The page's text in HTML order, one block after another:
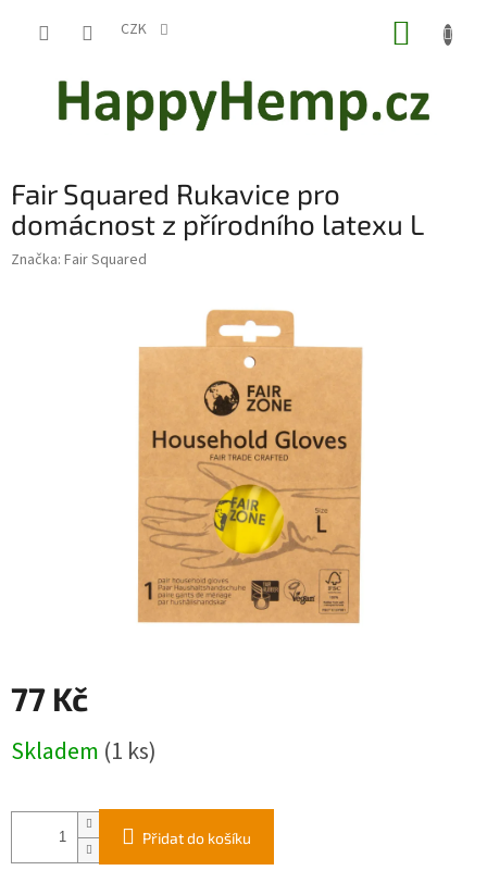
CZK
Fair Squared Rukavice pro
domácnost z přírodního latexu L
Značka: Fair Squared
77 Kč
cena:
Skladem (1 ks)
Přidat do košíku